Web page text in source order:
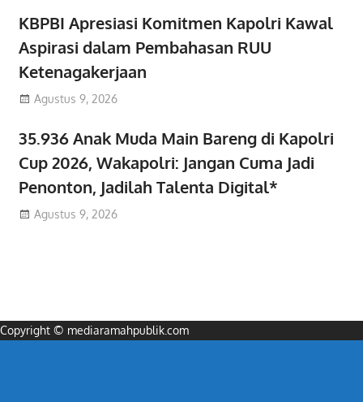
KBPBI Apresiasi Komitmen Kapolri Kawal
Aspirasi dalam Pembahasan RUU
Ketenagakerjaan
Agustus 9, 2026
35.936 Anak Muda Main Bareng di Kapolri
Cup 2026, Wakapolri: Jangan Cuma Jadi
Penonton, Jadilah Talenta Digital*
Agustus 9, 2026
Copyright © mediaramahpublik.com